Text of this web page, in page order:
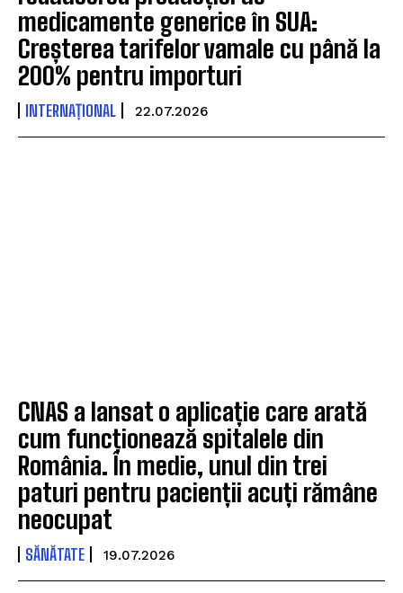
medicamente generice în SUA:
Creșterea tarifelor vamale cu până la
200% pentru importuri
INTERNAȚIONAL 22.07.2026
CNAS a lansat o aplicație care arată
cum funcționează spitalele din
România. În medie, unul din trei
paturi pentru pacienții acuți rămâne
neocupat
SĂNĂTATE 19.07.2026